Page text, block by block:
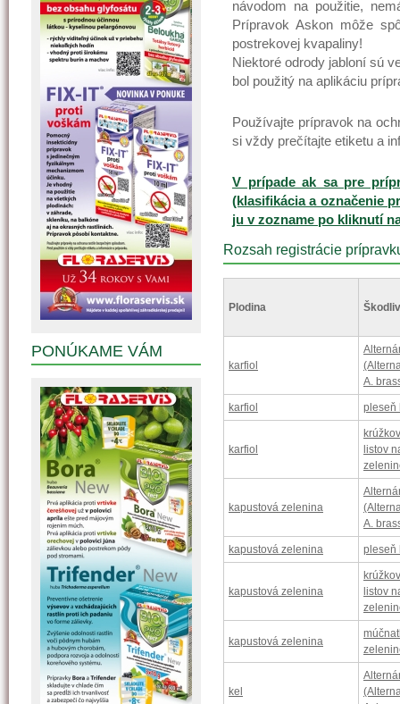
návodom na použitie,
Prípravok Askon môže
postrekovej kvapaliny!
Niektoré odrody jabloní sú
bol použitý na aplikáciu
Používajte prípravok na
si vždy prečítajte etiketu a
V prípade ak sa pre
(klasifikácia a označenie
ju v zozname po kliknutí
Rozsah registrácie
Plodina
karfiol
A.
karfiol pleseň
karfiol
listov
kapustová zelenina
A.
kapustová zelenina pleseň
kapustová zelenina
listov
kapustová zelenina
kel
PONÚKAME VÁM